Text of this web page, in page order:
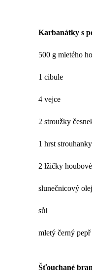
Karbanátky s
500 g mletého
1 cibule
4 vejce
2 stroužky
1 hrst strouhanky
2 lžičky
slunečnicový olej
sůl
mletý černý pepř
Šťouchané